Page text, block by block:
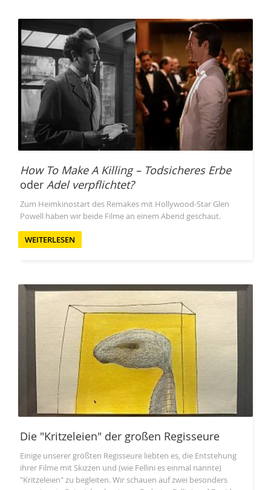
How To Make A Killing – Todsicheres Erbe
oder Adel verpflichtet?
Zum Heimkinostart des Remakes mit Hollywood-Star Glen
Powell haben wir beide Filme an einem Abend geschaut.
WEITERLESEN
Die "Kritzeleien" der großen Regisseure
Einige unserer größten Regisseure liebten es, die Entstehung
ihrer Filme mit Skizzen und (wie Fellini es einmal nannte)
"Kritzeleien" zu begleiten. Wir schauen auf zwei besonders